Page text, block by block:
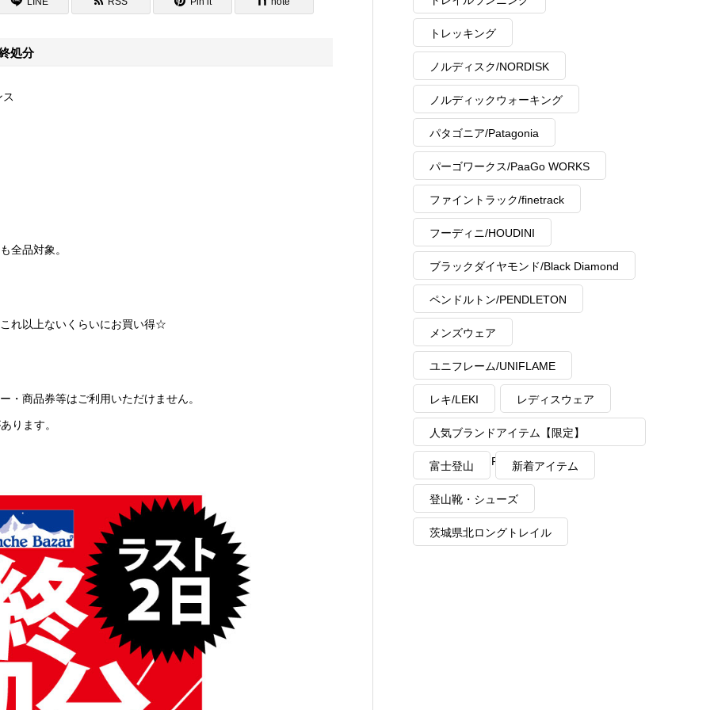
処分
全品対象。
れ以上ないくらいにお買い得☆
商品券等はご利用いただけません。
ります。
トレッキング
ノルディスク/NORDISK
ノルディックウォーキング
パタゴニア/Patagonia
パーゴワークス/PaaGo WORKS
ファイントラック/finetrack
フーディニ/HOUDINI
ブラックダイヤモンド/Black Diamond
ペンドルトン/PENDLETON
メンズウェア
ユニフレーム/UNIFLAME
レキ/LEKI レディスウェア
人気ブランドアイテム【限定】
MAX40%OFF
富士登山 新着アイテム
登山靴・シューズ
茨城県北ロングトレイル